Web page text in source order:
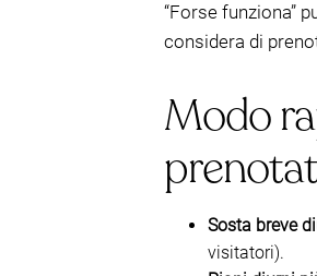
“Forse funziona”
considera di
Modo
Sosta breve
visitatori).